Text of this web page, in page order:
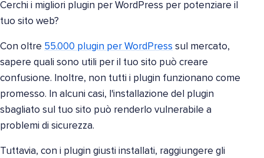
Cerchi i migliori plugin per WordPress per potenziare il
tuo sito web?
Con oltre 55.000 plugin per WordPress sul mercato,
sapere quali sono utili per il tuo sito può creare
confusione. Inoltre, non tutti i plugin funzionano come
promesso. In alcuni casi, l'installazione del plugin
sbagliato sul tuo sito può renderlo vulnerabile a
problemi di sicurezza.
Tuttavia, con i plugin giusti installati, raggiungere gli